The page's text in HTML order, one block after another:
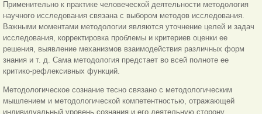
Применительно к практике человеческой деятельности методология
научного исследования связана с выбором методов исследования.
Важными моментами методологии являются уточнение целей и задач
исследования, корректировка проблемы и критериев оценки ее
решения, выявление механизмов взаимодействия различных форм
знания и т. д. Сама методология предстает во всей полноте ее
критико-рефлексивных функций.
Методологическое сознание тесно связано с методологическим
мышлением и методологической компетентностью, отражающей
индивидуальный уровень сознания и его деятельную сторону.